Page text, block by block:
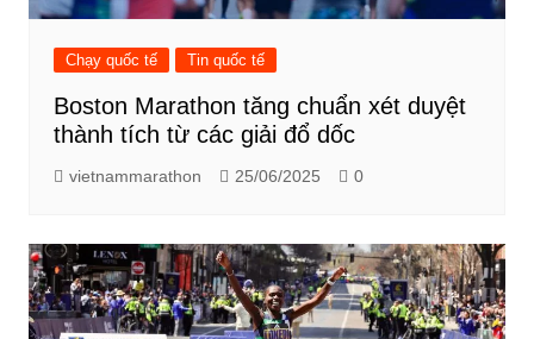
Chạy quốc tế Tin quốc tế
Boston Marathon tăng chuẩn xét duyệt
thành tích từ các giải đổ dốc
vietnammarathon 25/06/2025 0